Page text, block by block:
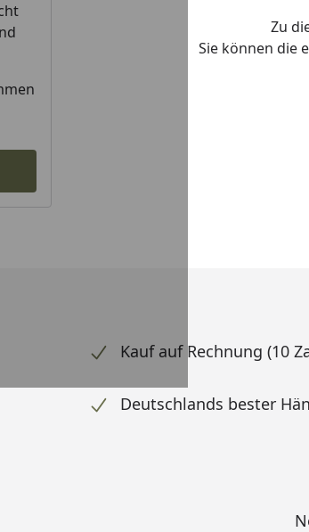
Zu
Sie können die
Kauf auf Rechnung (10
Deutschlands bester